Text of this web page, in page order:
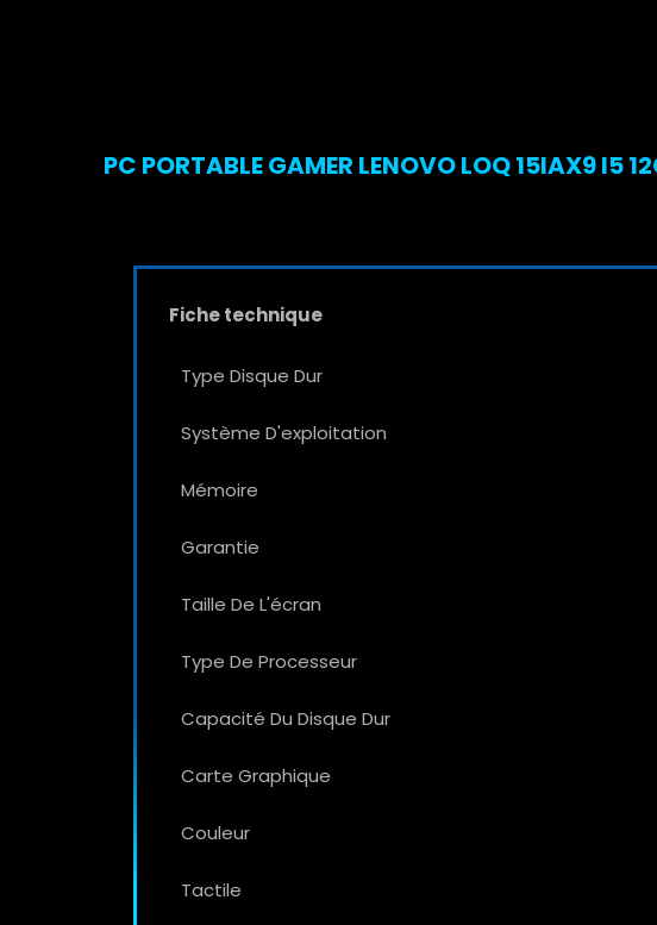
PC PORTABLE GAMER LENOVO LOQ 15IAX9 I5
Fiche technique
Type Disque Dur
Système D'exploitation
Mémoire
Garantie
Taille De L'écran
Type De Processeur
Capacité Du Disque Dur
Carte Graphique
Couleur
Tactile